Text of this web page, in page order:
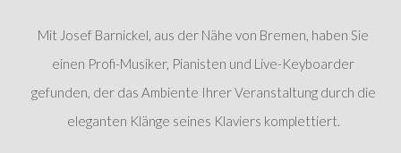
Mit Josef Barnickel, aus der Nähe von Bremen, haben Sie
einen Profi-Musiker, Pianisten und Live-Keyboarder
gefunden, der das Ambiente Ihrer Veranstaltung durch die
eleganten Klänge seines Klaviers komplettiert.